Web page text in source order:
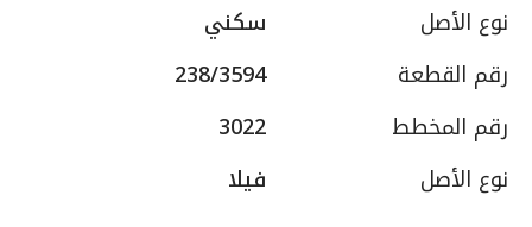
نوع الأصل
سكني
رقم القطعة
238/3594
رقم المخطط
3022
نوع الأصل
فيلا